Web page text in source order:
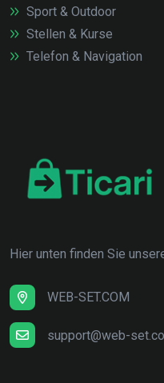
Sport & Outdoor
Stellen & Kurse
Telefon & Navigation
Hier unten finden Sie
WEB-SET.COM
support@web-